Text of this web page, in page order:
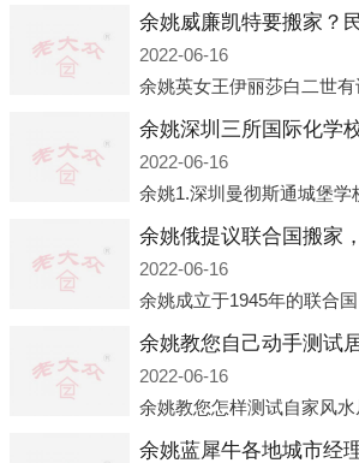
余姚威廉凯特要搬家？
2022-06-16
2022-06-16
2022-06-16
余姚教您自己动手测试
2022-06-16
余姚蓝犀牛各地城市经